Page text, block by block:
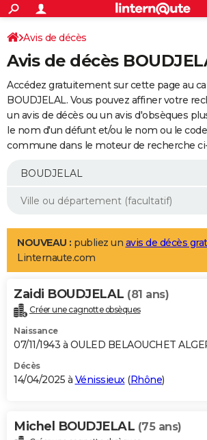
ACTUALITÉS
Politique
Société
Faits Divers
Education
Monde
Villes
+
SPORT
Coupe du monde 2026
Football
Tennis
Cyclisme
Rugby
Forum
Programme TV
TNT
Streaming
Cinéma
Sorties cinéma
Musique
+
FINANCE
Impôts
Immobilier
Risques naturels par ville
Banque
Assurance
Crédit
AUTO
Essais
Réserver un essai
Citadines
Berlines
SUV
Forum auto
+
Mobiles
Meilleur smartphone
Internet
Ordinateurs
Jeux vidéo
Guide high-tech
Aménagement intérieur
LIFESTYLE
Art de vivre
Bien-être
Loisirs
Mode
Modes de vie
Alimentation
Guide de la santé
Maladies
Médicaments
Sommeil
VOYAGE
Destinations
City break
Voyage nature
Voyage de noces
Forum
Climat
+PHOTO
GUIDES D'ACHAT
BONS PLANS
Carte de Noël
Carte Bonne année
Carte Saint-Valentin
Carte Pâques
Carte d'anniversaire
DICTIONNAIRE
Avis de décès
Avis de décès
Accédez gratuitement sur cette page au
BOUDJELAL. Vous pouvez affiner votre
un avis de décès ou un avis d'obsèques
le nom d'un défunt et/ou le nom ou le
commune dans le moteur de recherche
NOUVEAU : publiez un avis de décès
Linternaute.com
Zaidi BOUDJELAL (81 ans)
Créer une cagnotte obsèques
Naissance
07/11/1943 à OULED BELAOUCHET
Décès
14/04/2025 à Vénissieux(Rhône)
Michel BOUDJELAL (75 ans)